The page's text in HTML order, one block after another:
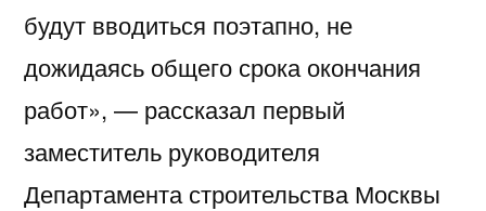
будут вводиться поэтапно, не
дожидаясь общего срока окончания
работ», — рассказал первый
заместитель руководителя
Департамента строительства Москвы